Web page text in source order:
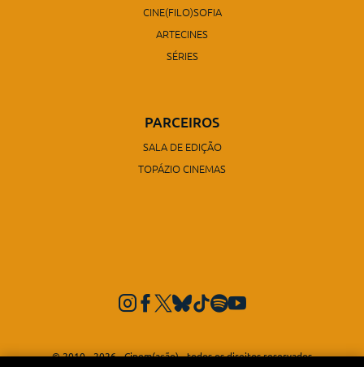
CINE(FILO)SOFIA
ARTECINES
SÉRIES
PARCEIROS
SALA DE EDIÇÃO
TOPÁZIO CINEMAS
© 2010 - 2026 - Cinem(ação) - todos os direitos reservados